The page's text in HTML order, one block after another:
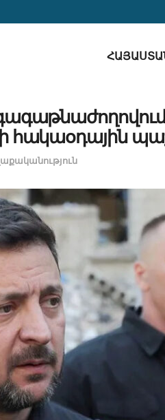
հակաօդային